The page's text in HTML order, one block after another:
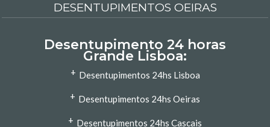
DESENTUPIMENTOS OEIRAS
Desentupimento 24 horas
Grande Lisboa:
+ Desentupimentos 24hs Lisboa
+ Desentupimentos 24hs Oeiras
+ Desentupimentos 24hs Cascais